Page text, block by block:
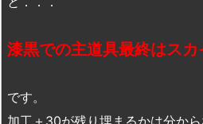
漆黒での主道具最終はスカ
です。